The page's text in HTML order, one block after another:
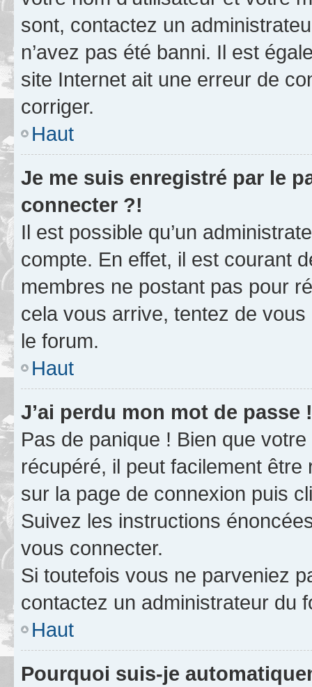
sont, contactez un
n’avez pas été banni. Il est
site Internet ait une erreur de
corriger.
Haut
Je me suis enregistré par le
connecter ?!
Il est possible qu’un
compte. En effet, il est courant
membres ne postant pas pour
cela vous arrive, tentez de
le forum.
Haut
J’ai perdu mon mot de passe !
Pas de panique ! Bien que
récupéré, il peut facilement
sur la page de connexion puis
Suivez les instructions
vous connecter.
Si toutefois vous ne parveniez
contactez un administrateur du
Haut
Pourquoi suis-je